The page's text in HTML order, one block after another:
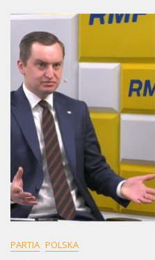
PARTIA POLSKA